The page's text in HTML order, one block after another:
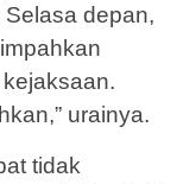
depan,
urainya.
tidak